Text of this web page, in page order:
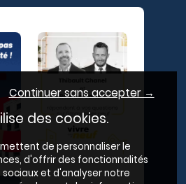
Continuer sans accepter →
des cookies.
de personnaliser le
d'offrir des fonctionnalités
et d'analyser notre